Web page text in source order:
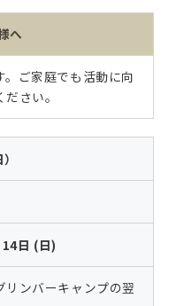
へ
ご家庭でも活動に向
さい。
）
日 (日)
ンバーキャンプの翌